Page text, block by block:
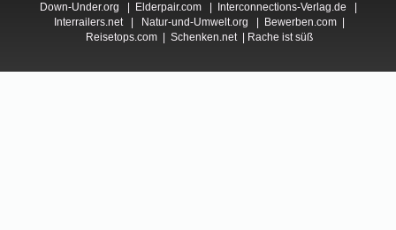
Down-Under.org
Elderpair.com| Interconnections-Verlag.de
Interrailers.net| Natur-und-Umwelt.org Bewerben.com
Reisetops.com
Schenken.net| Rache ist süß